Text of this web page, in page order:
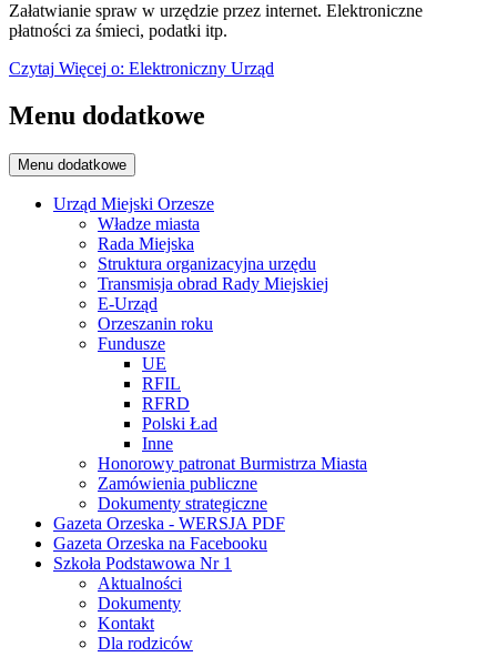
Załatwianie spraw w urzędzie przez internet. Elektroniczne
płatności za śmieci, podatki itp.
Czytaj Więcej o: Elektroniczny Urząd
Menu dodatkowe
Menu dodatkowe
Urząd Miejski Orzesze
Władze miasta
Rada Miejska
Struktura organizacyjna urzędu
Transmisja obrad Rady Miejskiej
E-Urząd
Orzeszanin roku
Fundusze
UE
RFIL
RFRD
Polski Ład
Inne
Honorowy patronat Burmistrza Miasta
Zamówienia publiczne
Dokumenty strategiczne
Gazeta Orzeska - WERSJA PDF
Gazeta Orzeska na Facebooku
Szkoła Podstawowa Nr 1
Aktualności
Dokumenty
Kontakt
Dla rodziców